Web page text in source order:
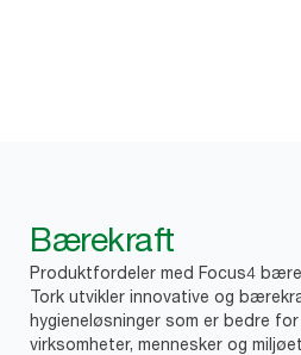
Bærekraft
Produktfordeler med Focus4
Tork utvikler innovative og
hygieneløsninger som er bedre for
virksomheter, mennesker og